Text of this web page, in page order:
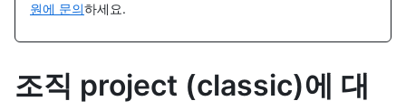
원에 문의하세요.
조직 project (classic)에 대